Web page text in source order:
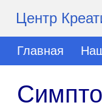
Центр
Главная